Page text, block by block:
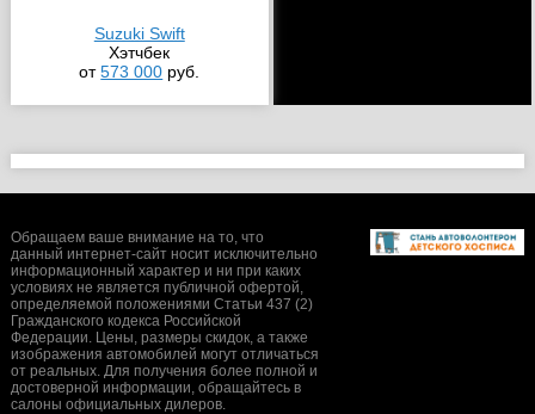
Suzuki Swift
Хэтчбек
от573 000 руб.
Обращаем ваше внимание на то, что
данный интернет-сайт носит исключительно
информационный характер и ни при каких
условиях не является публичной офертой,
определяемой положениями Статьи 437 (2)
Гражданского кодекса Российской
Федерации. Цены, размеры скидок, а также
изображения автомобилей могут отличаться
от реальных. Для получения более полной и
достоверной информации, обращайтесь в
салоны официальных дилеров.